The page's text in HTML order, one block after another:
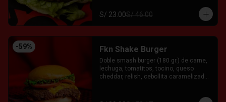
S/ 23.00S/ 46.00
-59% Fkn Shake Burger
Doble smash burger (180 gr.) de carne,
lechuga, tomatitos, tocino, queso
cheddar, relish, cebollita caramelizada
Mayo Garlic.